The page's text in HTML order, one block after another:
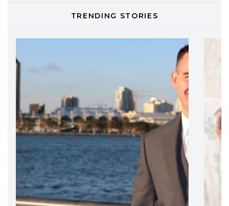
Davines presenta cofanetti beauty
ogni capello
TRENDING STORIES